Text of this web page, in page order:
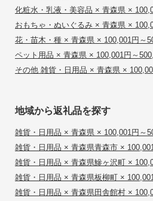
化粧水・乳液・美容品 × 青森県 ×
おもちゃ・ぬいぐるみ × 青森県 ×
花・苗木・種 × 青森県 × 100,001円～
ペット用品 × 青森県 × 100,001円～
その他 雑貨・日用品 × 青森県 ×
地域から返礼品を探す
雑貨・日用品 × 青森県 × 100,001円～
雑貨・日用品 × 青森県青森市 ×
雑貨・日用品 × 青森県鰺ヶ沢町 ×
雑貨・日用品 × 青森県板柳町 ×
雑貨・日用品 × 青森県田舎館村 ×